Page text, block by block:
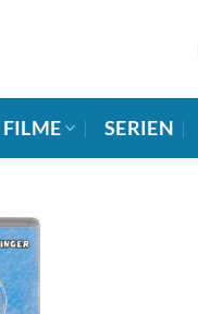
FILME SERIEN